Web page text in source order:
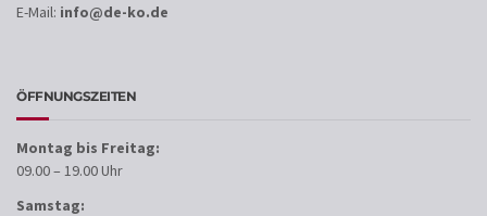
E-Mail: info@de-ko.de
ÖFFNUNGSZEITEN
Montag bis Freitag:
09.00 – 19.00 Uhr
Samstag: